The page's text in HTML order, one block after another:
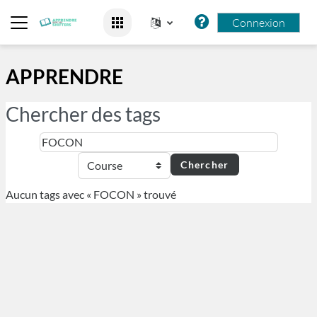
Connexion
APPRENDRE
Chercher des tags
Chercher des tags
Aucun tags avec « FOCON » trouvé